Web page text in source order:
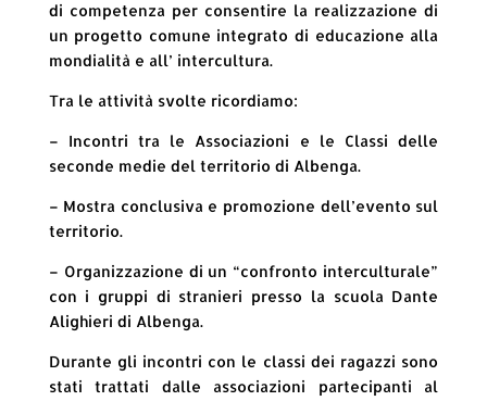
di competenza per consentire la realizzazione di
un progetto comune integrato di educazione alla
mondialità e all’ intercultura.
Tra le attività svolte ricordiamo:
– Incontri tra le Associazioni e le Classi delle
seconde medie del territorio di Albenga.
– Mostra conclusiva e promozione dell’evento sul
territorio.
– Organizzazione di un “confronto interculturale”
con i gruppi di stranieri presso la scuola Dante
Alighieri di Albenga.
Durante gli incontri con le classi dei ragazzi sono
stati trattati dalle associazioni partecipanti al